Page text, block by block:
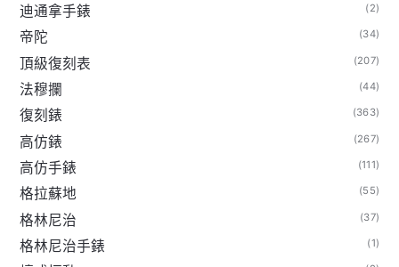
迪通拿手錶 (2)
帝陀 (34)
頂級復刻表 (207)
法穆攔 (44)
復刻錶 (363)
高仿錶 (267)
高仿手錶 (111)
格拉蘇地 (55)
格林尼治 (37)
格林尼治手錶 (1)